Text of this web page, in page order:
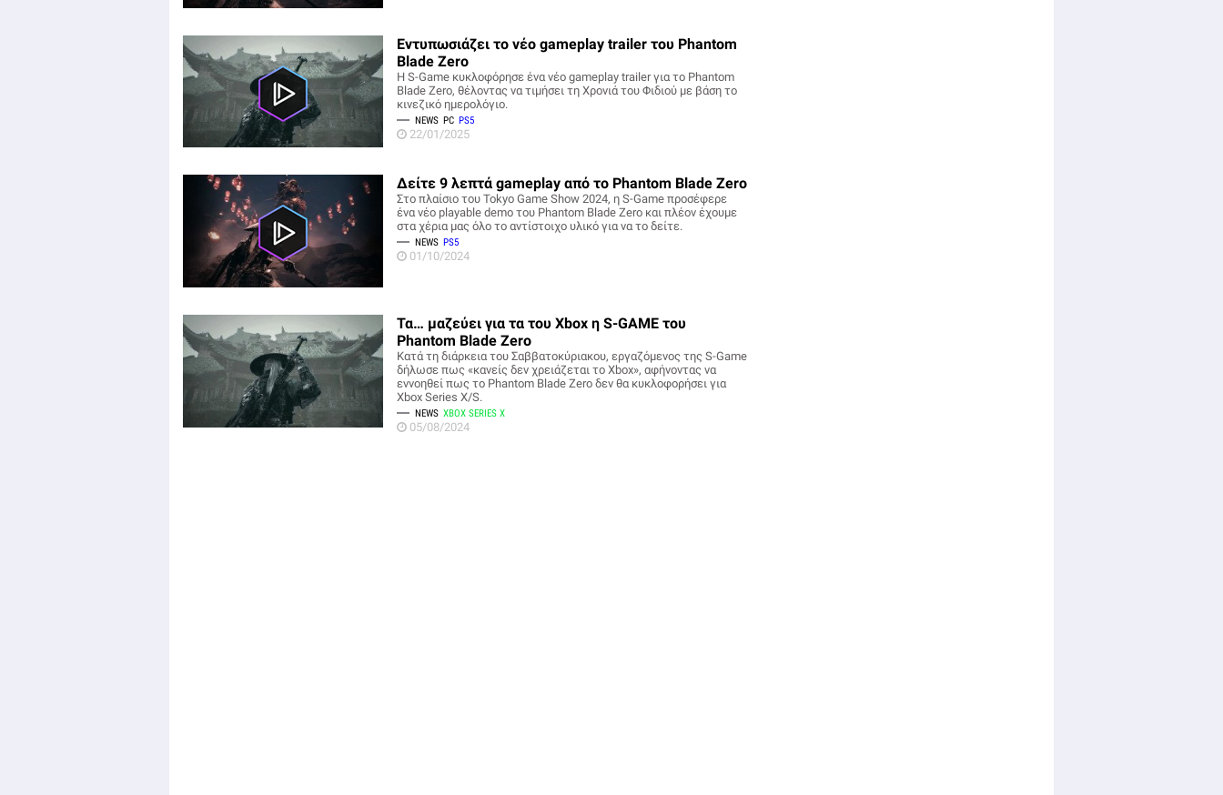
Εντυπωσιάζει το νέο gameplay trailer του Phantom
Blade Zero
Η S-Game κυκλοφόρησε ένα νέο gameplay trailer για το Phantom
Blade Zero, θέλοντας να τιμήσει τη Χρονιά του Φιδιού με βάση το
κινεζικό ημερολόγιο.
NEWS PC PS5
22/01/2025
Δείτε 9 λεπτά gameplay από το Phantom Blade Zero
Στο πλαίσιο του Tokyo Game Show 2024, η S-Game προσέφερε
ένα νέο playable demo του Phantom Blade Zero και πλέον έχουμε
στα χέρια μας όλο το αντίστοιχο υλικό για να το δείτε.
NEWS PS5
01/10/2024
Τα… μαζεύει για τα του Xbox η S-GAME του
Phantom Blade Zero
Κατά τη διάρκεια του Σαββατοκύριακου, εργαζόμενος της S-Game
δήλωσε πως «κανείς δεν χρειάζεται το Xbox», αφήνοντας να
εννοηθεί πως το Phantom Blade Zero δεν θα κυκλοφορήσει για
Xbox Series X/S.
NEWS XBOX SERIES X
05/08/2024